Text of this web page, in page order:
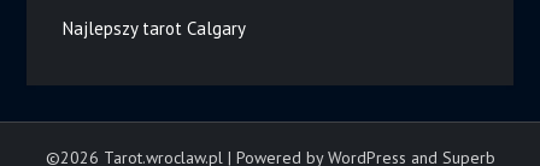
Najlepszy tarot Calgary
©2026 Tarot.wroclaw.pl | Powered by WordPress and Superb